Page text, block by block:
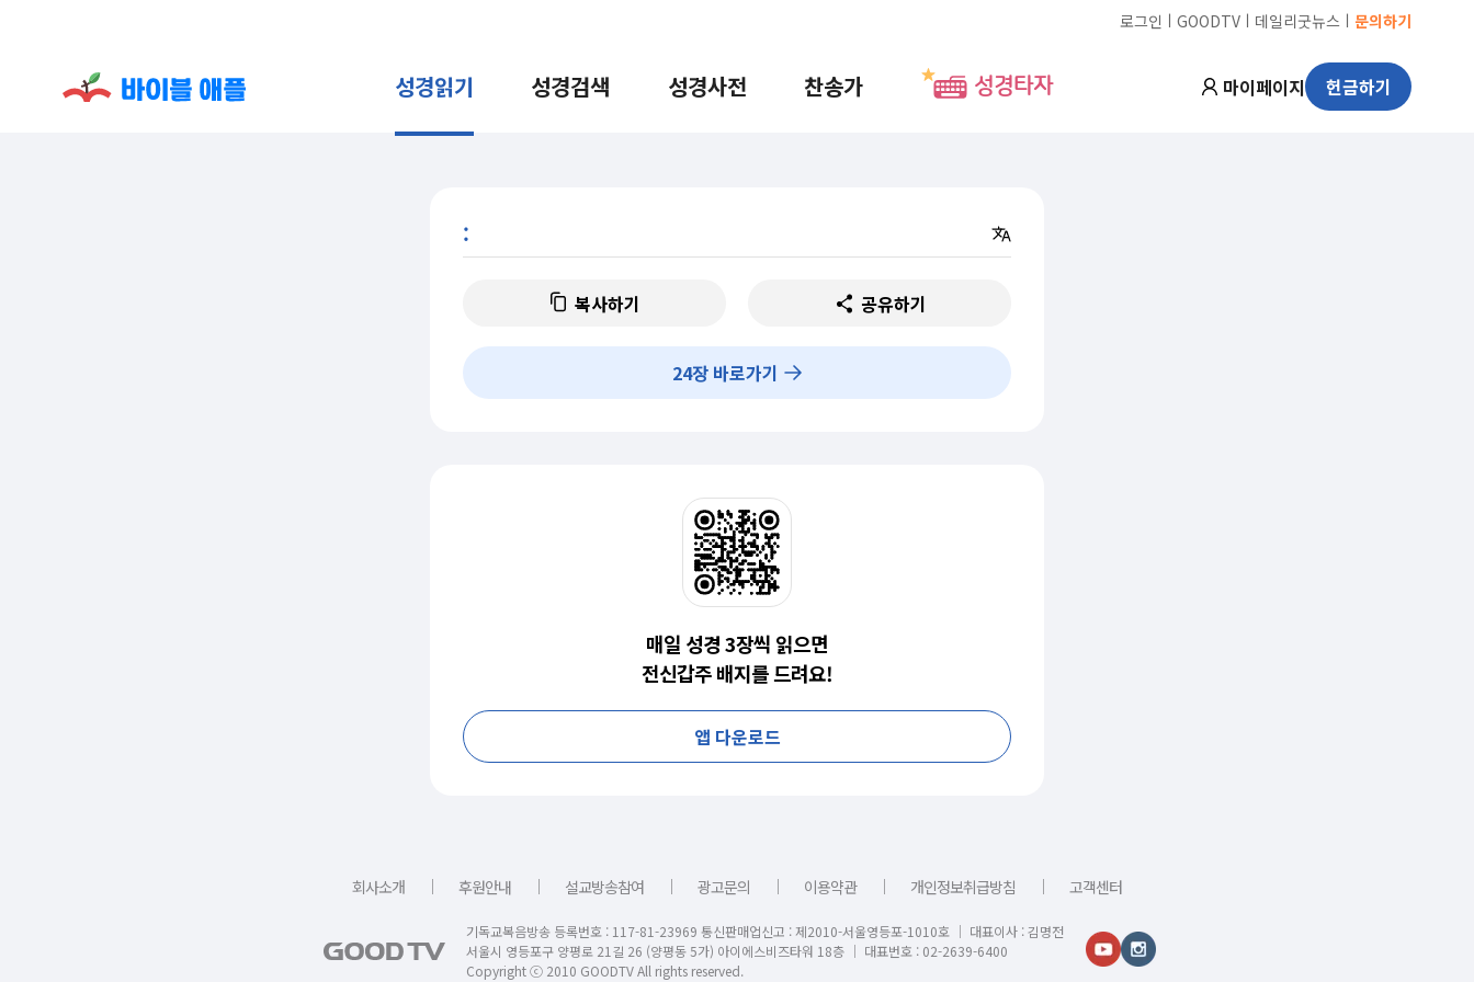
로그인 ㅣ GOODTV ㅣ 데일리굿뉴스 ㅣ 문의하기
성경읽기 성경검색 성경사전 찬송가 성경타자 마이페이지 헌금하기
:
복사하기 공유하기
24장 바로가기
매일 성경 3장씩 읽으면
전신갑주 배지를 드려요!
앱 다운로드
회사소개 ｜ 후원안내 ｜ 설교방송참여 ｜ 광고문의 ｜ 이용약관 ｜ 개인정보취급방침 ｜ 고객센터
기독교복음방송 등록번호 : 117-81-23969 통신판매업신고 : 제2010-서울영등포-1010호 │ 대표이사 : 김명전
서울시 영등포구 양평로 21길 26 (양평동 5가) 아이에스비즈타워 18층 │ 대표번호 : 02-2639-6400
Copyright ⓒ 2010 GOODTV All rights reserved.